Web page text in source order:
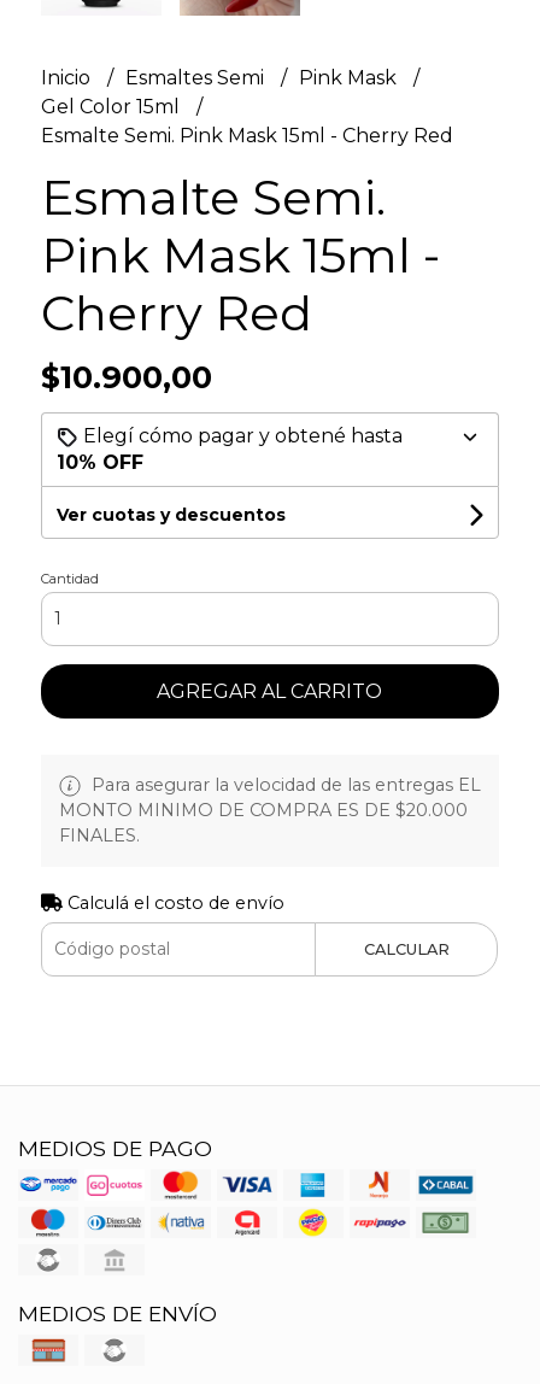
Inicio Esmaltes Semi
Pink Mask
Gel Color 15ml
Esmalte Semi. Pink Mask 15ml - Cherry Red
Esmalte Semi.
Pink Mask 15ml -
Cherry Red
$10.900,00
Elegí cómo pagar y obtené hasta
10% OFF
Ver cuotas y descuentos
Cantidad
AGREGAR AL CARRITO
Para asegurar la velocidad de las entregas EL
MONTO MINIMO DE COMPRA ES DE $20.000
FINALES.
Calculá el costo de envío
CALCULAR
MEDIOS DE PAGO
MEDIOS DE ENVÍO